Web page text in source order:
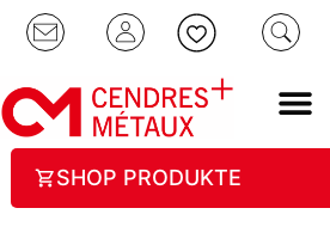
SHOP PRODUKTE